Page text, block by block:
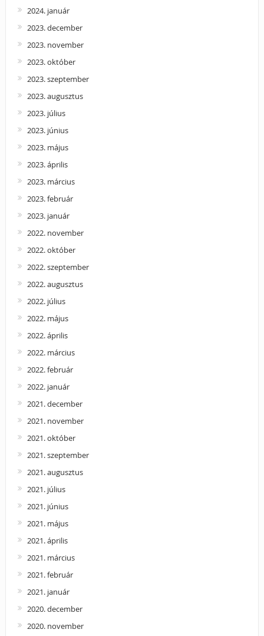
2024. január
2023. december
2023. november
2023. október
2023. szeptember
2023. augusztus
2023. július
2023. június
2023. május
2023. április
2023. március
2023. február
2023. január
2022. november
2022. október
2022. szeptember
2022. augusztus
2022. július
2022. május
2022. április
2022. március
2022. február
2022. január
2021. december
2021. november
2021. október
2021. szeptember
2021. augusztus
2021. július
2021. június
2021. május
2021. április
2021. március
2021. február
2021. január
2020. december
2020. november